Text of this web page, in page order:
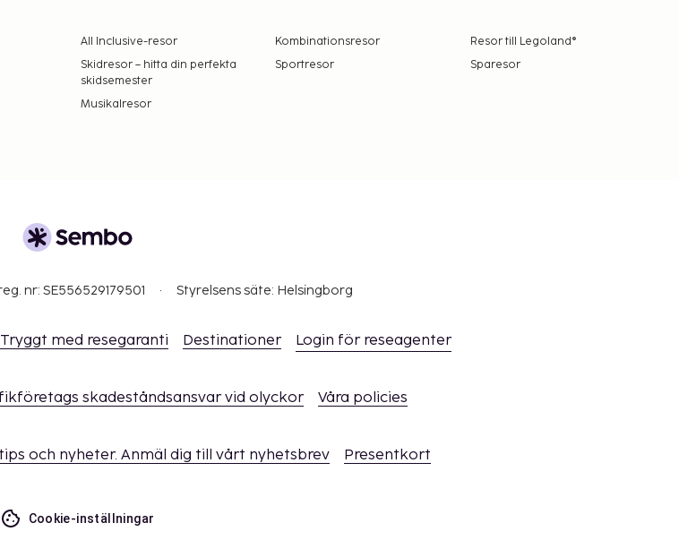
All Inclusive-resor Kombinationsresor
Resor till Legoland®
Skidresor – hitta din perfekta
skidsemester
Sportresor Sparesor
Musikalresor
nr: SE556529179501 Styrelsens säte: Helsingborg
Tryggt med resegaranti Destinationer Login för reseagenter
skadeståndsansvar vid olyckor Våra policies
och nyheter. Anmäl dig till vårt nyhetsbrev Presentkort
Cookie-inställningar